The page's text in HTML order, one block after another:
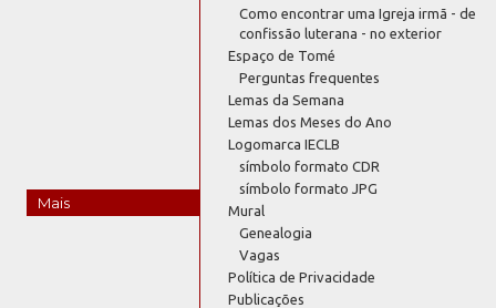
Mais
Como encontrar uma Igreja irmã - de
confissão luterana - no exterior
Espaço de Tomé
Perguntas frequentes
Lemas da Semana
Lemas dos Meses do Ano
Logomarca IECLB
símbolo formato CDR
símbolo formato JPG
Mural
Genealogia
Vagas
Política de Privacidade
Publicações